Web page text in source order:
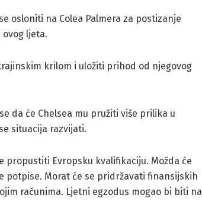
osloniti na Colea Palmera za postizanje
ljeta.
krilom i uložiti prihod od njegovog
da će Chelsea mu pružiti više prilika u
situacija razvijati.
propustiti Evropsku kvalifikaciju. Možda će
potpise. Morat će se pridržavati finansijskih
računima. Ljetni egzodus mogao bi biti na